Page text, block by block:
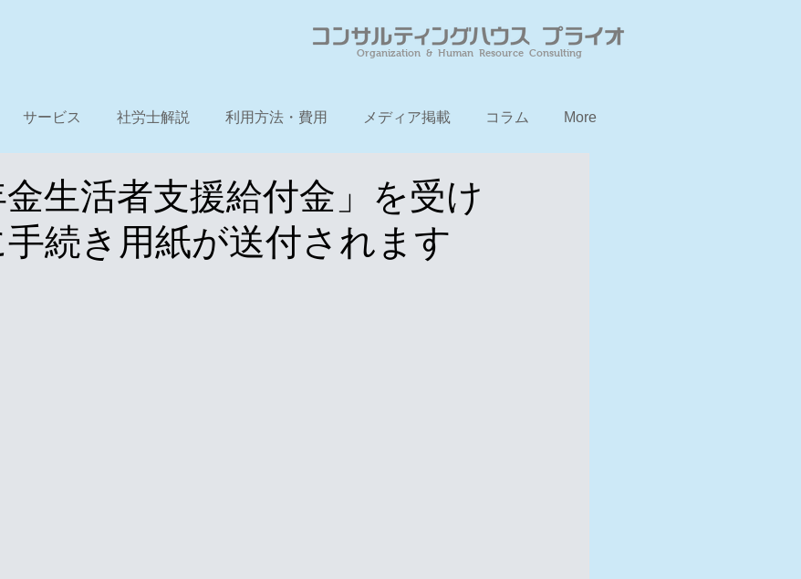
Organization & Human Resource Consulting
サービス 社労士解説 利用方法・費用 メディア掲載 コラム More
生活者支援給付金」を受け
続き用紙が送付されます